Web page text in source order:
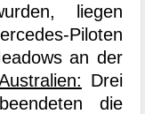
liegen
Piloten
an der
Drei
die